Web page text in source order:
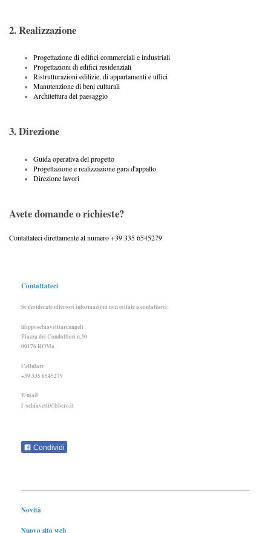
2. Realizzazione
Progettazione di edifici commerciali e industriali
Progettazioni di edifici residenziali
Ristrutturazioni edilizie, di appartamenti e uffici
Manutenzione di beni culturali
Architettura del paesaggio
3. Direzione
Guida operativa del progetto
Progettazione e realizzazione gara d'appalto
Direzione lavori
Avete domande o richieste?
Contattateci direttamente al numero +39 335 6545279
Contattateci
Se desiderate ulteriori informazioni non esitate a contattarci:
filipposchiavettiarcangeli
Piazza dei Condottieri n.30
00176 ROMa
Cellulare
+39 335 6545279
E-mail
f_schiavetti@libero.it
Condividi
Novità
Nuovo sito web